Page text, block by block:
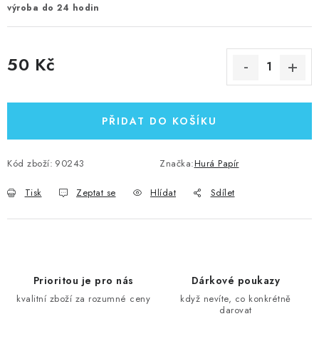
výroba do 24 hodin
50 Kč
PŘIDAT DO KOŠÍKU
Kód zboží: 90243 Značka:Hurá Papír
Tisk Zeptat se Hlídat Sdílet
Prioritou je pro nás
kvalitní zboží za rozumné ceny
Dárkové poukazy
když nevíte, co konkrétně
darovat